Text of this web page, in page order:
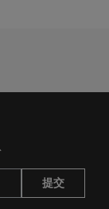
提交